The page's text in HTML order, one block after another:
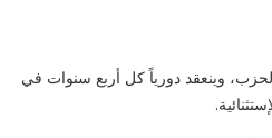
وينعقد دورياً كل أربع سنوات في